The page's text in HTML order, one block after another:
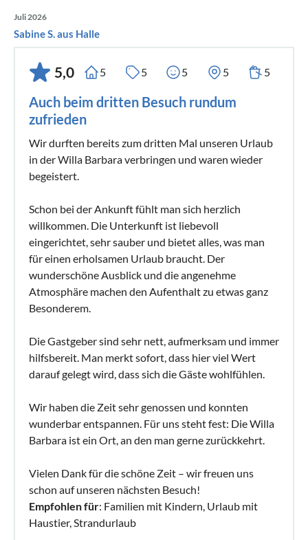
Juli 2026
Sabine S. aus Halle
5,0 5 5 5 5 5
Auch beim dritten Besuch rundum
zufrieden
Wir durften bereits zum dritten Mal unseren Urlaub
in der Willa Barbara verbringen und waren wieder
begeistert.
Schon bei der Ankunft fühlt man sich herzlich
willkommen. Die Unterkunft ist liebevoll
eingerichtet, sehr sauber und bietet alles, was man
für einen erholsamen Urlaub braucht. Der
wunderschöne Ausblick und die angenehme
Atmosphäre machen den Aufenthalt zu etwas ganz
Besonderem.
Die Gastgeber sind sehr nett, aufmerksam und immer
hilfsbereit. Man merkt sofort, dass hier viel Wert
darauf gelegt wird, dass sich die Gäste wohlfühlen.
Wir haben die Zeit sehr genossen und konnten
wunderbar entspannen. Für uns steht fest: Die Willa
Barbara ist ein Ort, an den man gerne zurückkehrt.
Vielen Dank für die schöne Zeit – wir freuen uns
schon auf unseren nächsten Besuch!
Empfohlen für: Familien mit Kindern, Urlaub mit
Haustier, Strandurlaub